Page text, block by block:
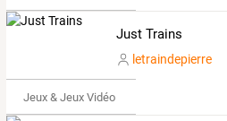
Just Trains
letraindepierre
Jeux & Jeux Vidéo